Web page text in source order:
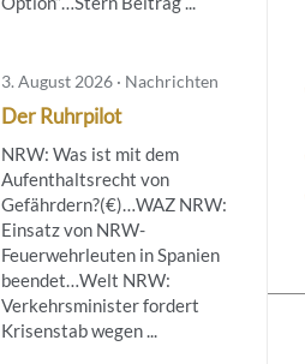
3. August 2026 · Nachrichten
Der Ruhrpilot
NRW: Was ist mit dem
Aufenthaltsrecht von
Gefährdern?(€)…WAZ NRW:
Einsatz von NRW-
Feuerwehrleuten in Spanien
beendet…Welt NRW:
Verkehrsminister fordert
Krisenstab wegen ...